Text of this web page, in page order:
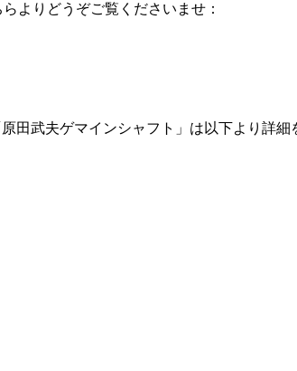
よりどうぞご覧くださいませ：
田武夫ゲマインシャフト」は以下より詳細